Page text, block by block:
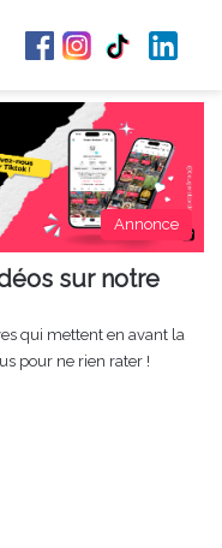
Annonce
sur notre
qui mettent en avant la
pour ne rien rater !